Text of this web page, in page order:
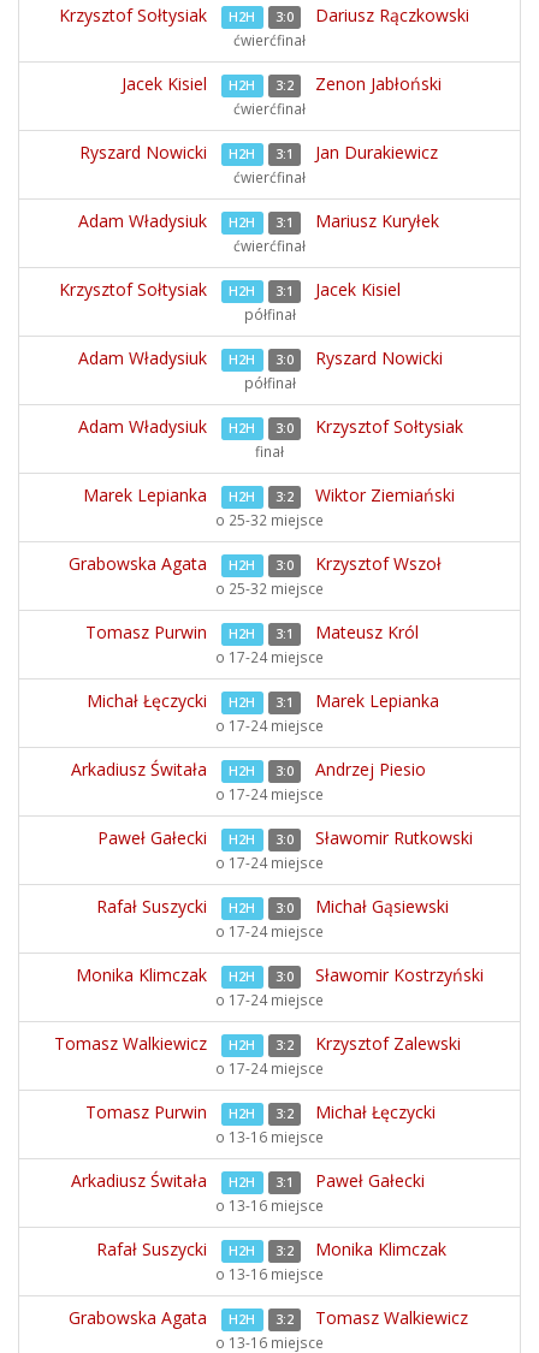
Krzysztof Sołtysiak H2H 3:0 Dariusz Rączkowski
ćwierćfinał
Jacek Kisiel H2H 3:2 Zenon Jabłoński
ćwierćfinał
Ryszard Nowicki H2H 3:1 Jan Durakiewicz
ćwierćfinał
Adam Władysiuk H2H 3:1 Mariusz Kuryłek
ćwierćfinał
Krzysztof Sołtysiak H2H 3:1 Jacek Kisiel
półfinał
Adam Władysiuk H2H 3:0 Ryszard Nowicki
półfinał
Adam Władysiuk H2H 3:0 Krzysztof Sołtysiak
finał
Marek Lepianka H2H 3:2 Wiktor Ziemiański
o 25-32 miejsce
Grabowska Agata H2H 3:0 Krzysztof Wszoł
o 25-32 miejsce
Tomasz Purwin H2H 3:1 Mateusz Król
o 17-24 miejsce
Michał Łęczycki H2H 3:1 Marek Lepianka
o 17-24 miejsce
Arkadiusz Świtała H2H 3:0 Andrzej Piesio
o 17-24 miejsce
Paweł Gałecki H2H 3:0 Sławomir Rutkowski
o 17-24 miejsce
Rafał Suszycki H2H 3:0 Michał Gąsiewski
o 17-24 miejsce
Monika Klimczak H2H 3:0 Sławomir Kostrzyński
o 17-24 miejsce
Tomasz Walkiewicz H2H 3:2 Krzysztof Zalewski
o 17-24 miejsce
Tomasz Purwin H2H 3:2 Michał Łęczycki
o 13-16 miejsce
Arkadiusz Świtała H2H 3:1 Paweł Gałecki
o 13-16 miejsce
Rafał Suszycki H2H 3:2 Monika Klimczak
o 13-16 miejsce
Grabowska Agata H2H 3:2 Tomasz Walkiewicz
o 13-16 miejsce